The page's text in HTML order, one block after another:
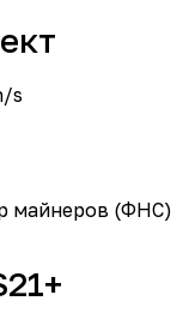
s
майнеров (ФНС)